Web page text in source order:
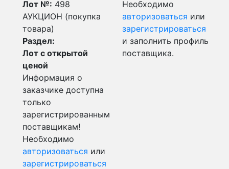
Лот №: 498
АУКЦИОН (покупка
товара)
Раздел:
Лот с открытой
ценой
Информация о
заказчике доступна
только
зарегистрированным
поставщикам!
Необходимо
авторизоваться или
зарегистрироваться
Необходимо
авторизоваться или
зарегистрироваться
и заполнить профиль
поставщика.